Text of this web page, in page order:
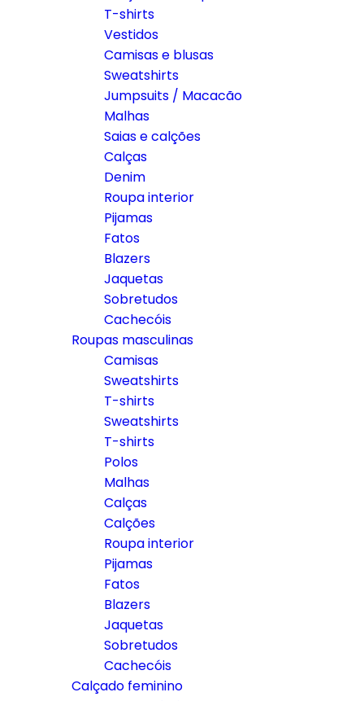
T-shirts
Vestidos
Camisas e blusas
Sweatshirts
Jumpsuits / Macacão
Malhas
Saias e calções
Calças
Denim
Roupa interior
Pijamas
Fatos
Blazers
Jaquetas
Sobretudos
Cachecóis
Roupas masculinas
Camisas
Sweatshirts
T-shirts
Sweatshirts
T-shirts
Polos
Malhas
Calças
Calções
Roupa interior
Pijamas
Fatos
Blazers
Jaquetas
Sobretudos
Cachecóis
Calçado feminino